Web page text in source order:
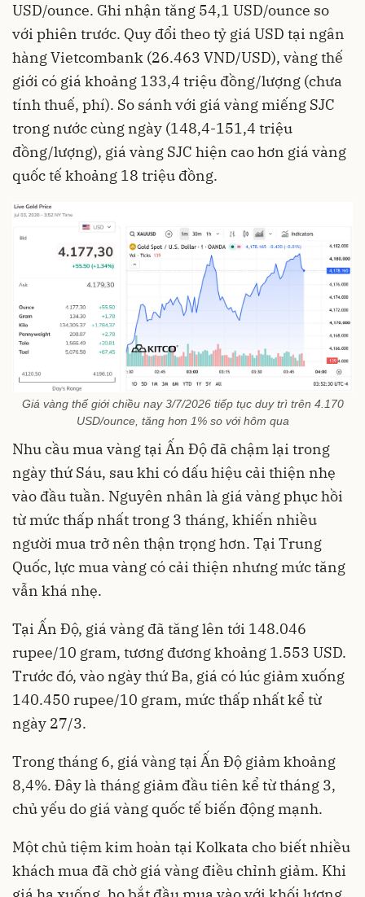
USD/ounce. Ghi nhận tăng 54,1 USD/ounce so
với phiên trước. Quy đổi theo tỷ giá USD tại ngân
hàng Vietcombank (26.463 VND/USD), vàng thế
giới có giá khoảng 133,4 triệu đồng/lượng (chưa
tính thuế, phí). So sánh với giá vàng miếng SJC
trong nước cùng ngày (148,4-151,4 triệu
đồng/lượng), giá vàng SJC hiện cao hơn giá vàng
quốc tế khoảng 18 triệu đồng.
Giá vàng thế giới chiều nay 3/7/2026 tiếp tục duy trì trên 4.170
USD/ounce, tăng hơn 1% so với hôm qua
Nhu cầu mua vàng tại Ấn Độ đã chậm lại trong
ngày thứ Sáu, sau khi có dấu hiệu cải thiện nhẹ
vào đầu tuần. Nguyên nhân là giá vàng phục hồi
từ mức thấp nhất trong 3 tháng, khiến nhiều
người mua trở nên thận trọng hơn. Tại Trung
Quốc, lực mua vàng có cải thiện nhưng mức tăng
vẫn khá nhẹ.
Tại Ấn Độ, giá vàng đã tăng lên tới 148.046
rupee/10 gram, tương đương khoảng 1.553 USD.
Trước đó, vào ngày thứ Ba, giá có lúc giảm xuống
140.450 rupee/10 gram, mức thấp nhất kể từ
ngày 27/3.
Trong tháng 6, giá vàng tại Ấn Độ giảm khoảng
8,4%. Đây là tháng giảm đầu tiên kể từ tháng 3,
chủ yếu do giá vàng quốc tế biến động mạnh.
Một chủ tiệm kim hoàn tại Kolkata cho biết nhiều
khách mua đã chờ giá vàng điều chỉnh giảm. Khi